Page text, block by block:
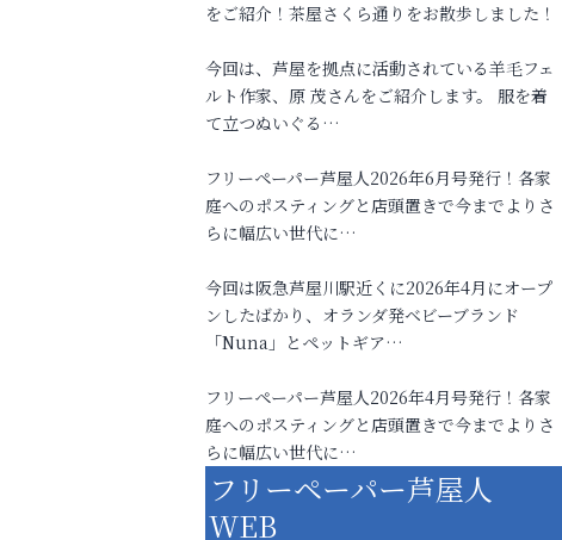
をご紹介！茶屋さくら通りをお散歩しました！
今回は、芦屋を拠点に活動されている羊毛フェ
ルト作家、原 茂さんをご紹介します。 服を着
て立つぬいぐる…
フリーペーパー芦屋人2026年6月号発行！各家
庭へのポスティングと店頭置きで今までよりさ
らに幅広い世代に…
今回は阪急芦屋川駅近くに2026年4月にオープ
ンしたばかり、オランダ発ベビーブランド
「Nuna」とペットギア…
フリーペーパー芦屋人2026年4月号発行！各家
庭へのポスティングと店頭置きで今までよりさ
らに幅広い世代に…
フリーペーパー芦屋人
WEB